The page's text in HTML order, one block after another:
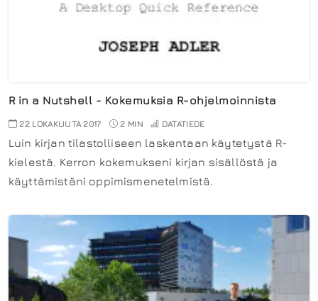
R in a Nutshell - Kokemuksia R-ohjelmoinnista
22 LOKAKUUTA 2017 2 MIN DATATIEDE
Luin kirjan tilastolliseen laskentaan käytetystä R-
kielestä. Kerron kokemukseni kirjan sisällöstä ja
käyttämistäni oppimismenetelmistä.